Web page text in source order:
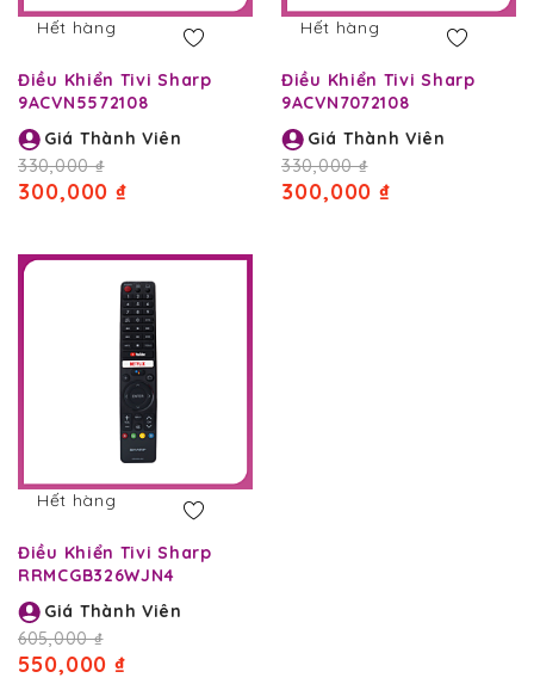
Hết hàng
Điều Khiển Tivi Sharp
9ACVN5572108
Giá Thành Viên
330,000 ₫
300,000 ₫
Hết hàng
Điều Khiển Tivi Sharp
9ACVN7072108
Giá Thành Viên
330,000 ₫
300,000 ₫
Hết hàng
Điều Khiển Tivi Sharp
RRMCGB326WJN4
Giá Thành Viên
605,000 ₫
550,000 ₫